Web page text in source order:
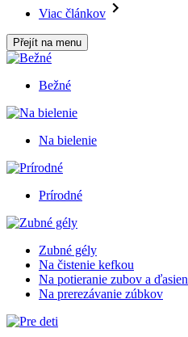
Viac článkov
Přejít na menu
Bežné
Na bielenie
Prírodné
Zubné gély
Na čistenie kefkou
Na potieranie zubov a ďasien
Na prerezávanie zúbkov